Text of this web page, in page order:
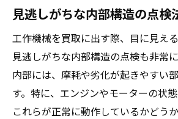
見逃しがちな内部構造の点検
工作機械を買取に出す際、目に見え
見逃しがちな内部構造の点検も非常
内部には、摩耗や劣化が起きやすい
す。特に、エンジンやモーターの状態
これらが正常に動作しているかどう